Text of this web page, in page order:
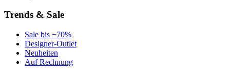
Trends & Sale
Sale bis −70%
Designer-Outlet
Neuheiten
Auf Rechnung